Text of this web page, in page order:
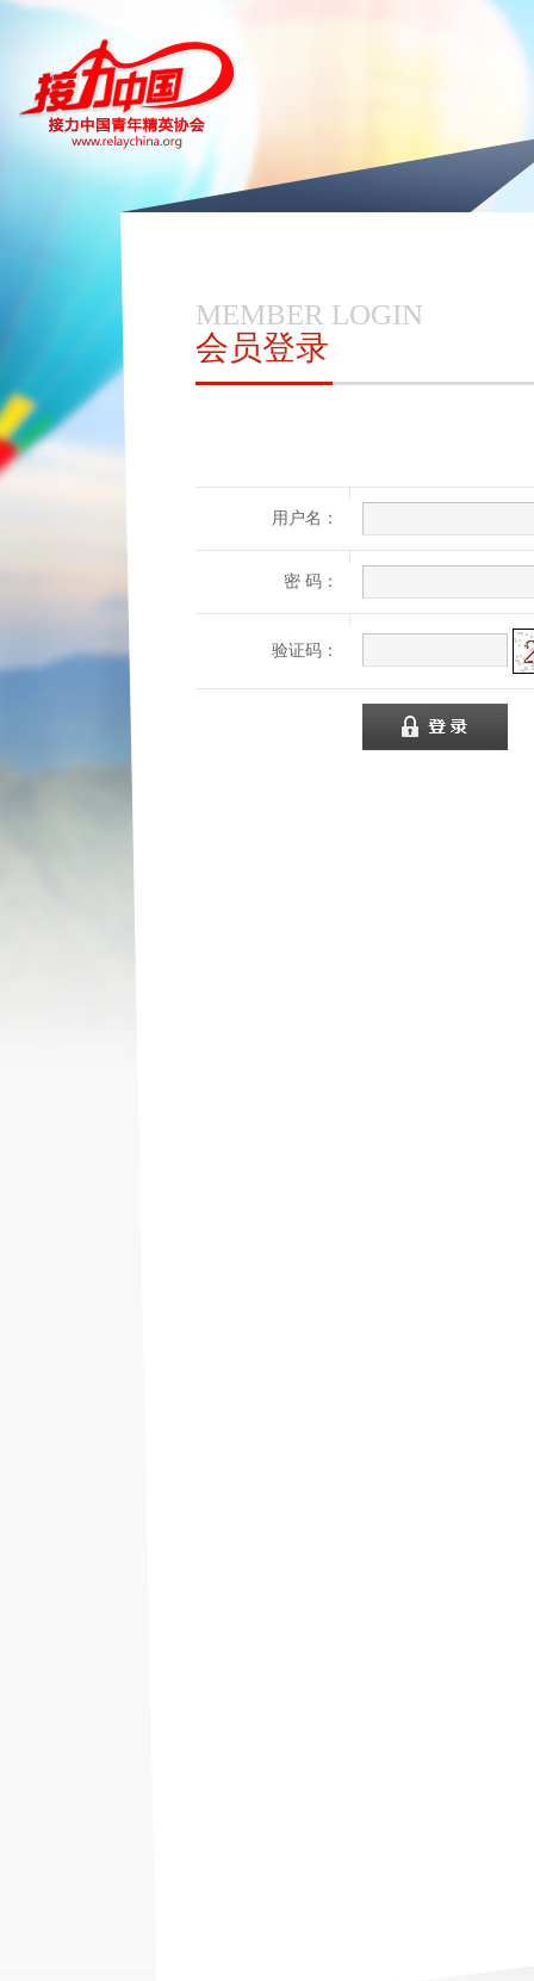
MEMBER LOGIN
会员登录
用户名：
密 码：
验证码：